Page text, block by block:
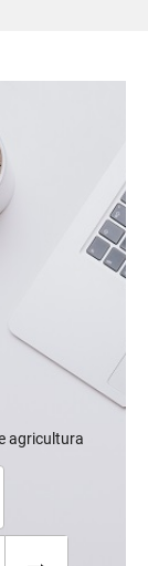
agricultura